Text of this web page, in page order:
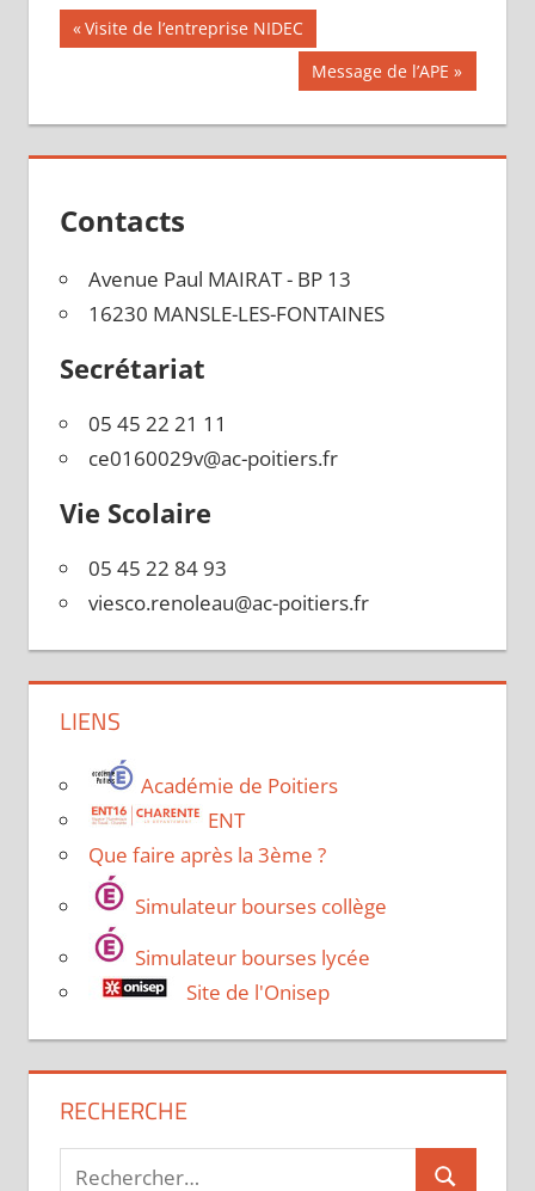
Navigation
l’article
Publication
Visite de l’entreprise NIDEC
Publication
suivante :
Message de l’APE
Contacts
Avenue Paul MAIRAT - BP 13
16230 MANSLE-LES-FONTAINES
Secrétariat
05 45 22 21 11
ce0160029v@ac-poitiers.fr
Vie Scolaire
05 45 22 84 93
viesco.renoleau@ac-poitiers.fr
LIENS
Académie de Poitiers
ENT
Que faire après la 3ème ?
Simulateur bourses collège
Simulateur bourses lycée
Site de l'Onisep
RECHERCHE
Recherche